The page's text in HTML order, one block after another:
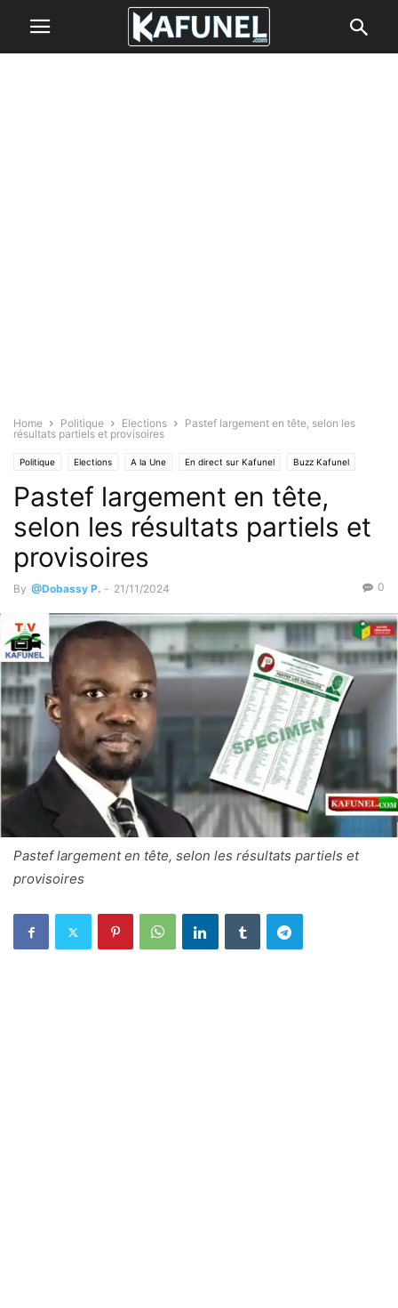
Home Politique Elections
Pastef largement en tête, selon les
résultats partiels et provisoires
Politique Elections A la Une En direct sur Kafunel Buzz Kafunel
Révélations
Pastef largement en tête,
selon les résultats partiels et
provisoires
By @Dobassy P. - 21/11/2024 0
Pastef largement en tête, selon les résultats partiels et
provisoires